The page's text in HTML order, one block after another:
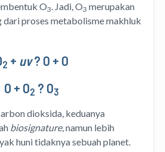
O3. Jadi, O3 merupakan
dari proses metabolisme makhluk
2 + uv? O + O
O + O2 ? O3
dioksida, keduanya
biosignature, namun lebih
huni tidaknya sebuah planet.